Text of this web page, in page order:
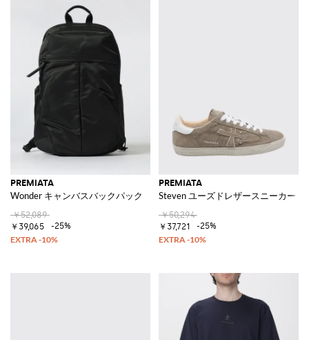
PREMIATA
Wonder キャンバスバックパック
￥52,089
￥39,065
-25%
PREMIATA
Steven ユーズドレザースニーカー
￥50,294
￥37,721
-25%